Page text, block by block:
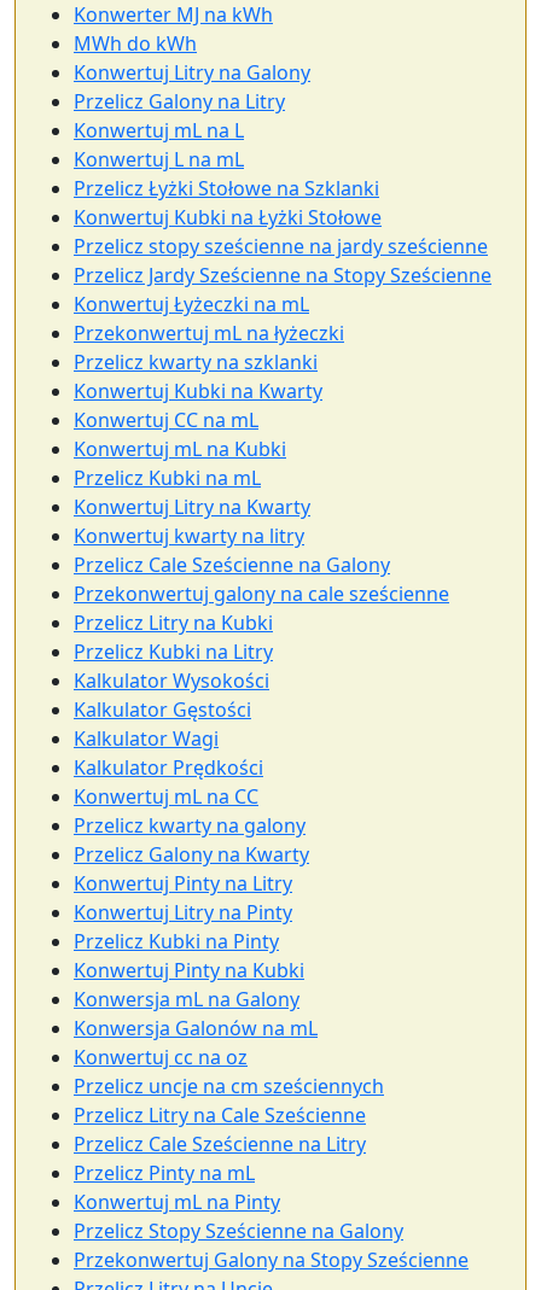
Konwerter MJ na kWh
MWh do kWh
Konwertuj Litry na Galony
Przelicz Galony na Litry
Konwertuj mL na L
Konwertuj L na mL
Przelicz Łyżki Stołowe na Szklanki
Konwertuj Kubki na Łyżki Stołowe
Przelicz stopy sześcienne na jardy sześcienne
Przelicz Jardy Sześcienne na Stopy Sześcienne
Konwertuj Łyżeczki na mL
Przekonwertuj mL na łyżeczki
Przelicz kwarty na szklanki
Konwertuj Kubki na Kwarty
Konwertuj CC na mL
Konwertuj mL na Kubki
Przelicz Kubki na mL
Konwertuj Litry na Kwarty
Konwertuj kwarty na litry
Przelicz Cale Sześcienne na Galony
Przekonwertuj galony na cale sześcienne
Przelicz Litry na Kubki
Przelicz Kubki na Litry
Kalkulator Wysokości
Kalkulator Gęstości
Kalkulator Wagi
Kalkulator Prędkości
Konwertuj mL na CC
Przelicz kwarty na galony
Przelicz Galony na Kwarty
Konwertuj Pinty na Litry
Konwertuj Litry na Pinty
Przelicz Kubki na Pinty
Konwertuj Pinty na Kubki
Konwersja mL na Galony
Konwersja Galonów na mL
Konwertuj cc na oz
Przelicz uncje na cm sześciennych
Przelicz Litry na Cale Sześcienne
Przelicz Cale Sześcienne na Litry
Przelicz Pinty na mL
Konwertuj mL na Pinty
Przelicz Stopy Sześcienne na Galony
Przekonwertuj Galony na Stopy Sześcienne